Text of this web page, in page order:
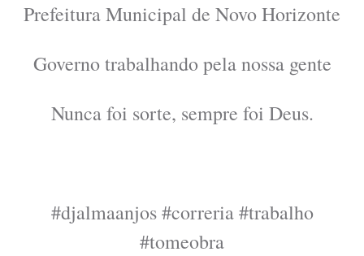
Prefeitura Municipal de Novo Horizonte
Governo trabalhando pela nossa gente
Nunca foi sorte, sempre foi Deus.
#djalmaanjos #correria #trabalho
#tomeobra